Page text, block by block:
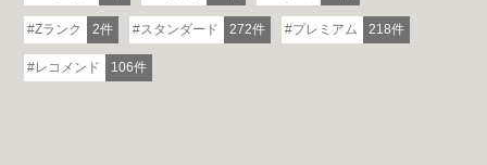
Zランク 2件 スタンダード 272件 プレミアム 218件
レコメンド 106件